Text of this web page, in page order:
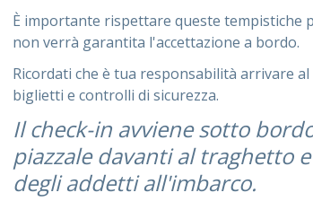
È importante rispettare queste tempistiche
non verrà garantita l'accettazione a bordo.
Ricordati che è tua responsabilità arrivare
biglietti e controlli di sicurezza.
Il check-in avviene sotto
piazzale davanti al traghetto
degli addetti all'imbarco.